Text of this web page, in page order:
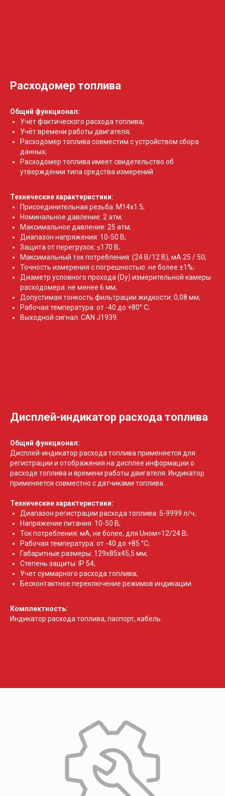
Расходомер топлива
Общий функционал:
Учёт фактического расхода топлива;
Учёт времени работы двигателя;
Расходомер топлива совместим с устройством сбора
данных;
Расходомер топлива имеет свидетельство об
утверждении типа средства измерений.
Технические характеристики:
Присоединительная резьба: M14x1.5;
Номинальное давление: 2 атм;
Максимальное давление: 25 атм;
Диапазон напряжения: 10-50 В;
Защита от перегрузок: ≤170 В;
Максимальный ток потребления: (24 В/12 В), мА 25 / 50;
Точность измерения с погрешностью: не более ±1%;
Диаметр условного прохода (Dy) измерительной камеры
расходомера: не менее 6 мм;
Допустимая тонкость фильтрации жидкости: 0,08 мм;
Рабочая температура: от -40 до +80° С;
Выходной сигнал: СAN J1939.
Дисплей-индикатор расхода топлива
Общий функционал:
Дисплей-индикатор расхода топлива применяется для
регистрации и отображения на дисплее информации о
расходе топлива и времени работы двигателя. Индикатор
применяется совместно с датчиками топлива.
Технические характеристики:
Диапазон регистрации расхода топлива: 5-9999 л/ч;
Напряжение питания: 10-50 В;
Ток потребления: мА, не более, для Uном=12/24 В;
Рабочая температура: от -40 до +85 °C;
Габаритные размеры: 129x85x45,5 мм;
Степень защиты: IP 54;
Учет суммарного расхода топлива;
Бесконтактное переключение режимов индикации.
Комплектность:
Индикатор расхода топлива, паспорт, кабель.